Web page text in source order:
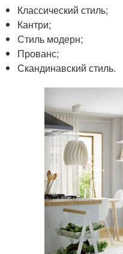
Классический стиль;
Кантри;
Стиль модерн;
Прованс;
Скандинавский стиль.